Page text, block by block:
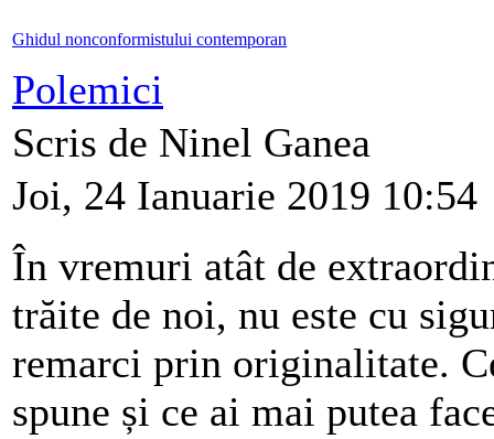
Ghidul nonconformistului contemporan
Polemici
Scris de Ninel Ganea
Joi, 24 Ianuarie 2019 10:54
În vremuri atât de
trăite de noi, nu este cu
remarci prin originalitate.
spune și ce ai mai putea